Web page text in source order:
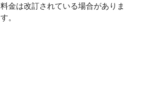
料金は改訂されている場合がありま
す。